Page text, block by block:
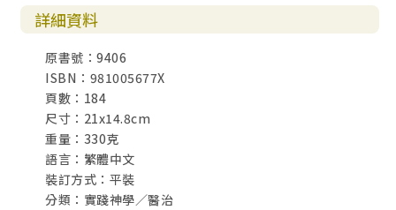
詳細資料
原書號：9406
ISBN：981005677X
頁數：184
尺寸：21x14.8cm
重量：330克
語言：繁體中文
裝訂方式：平裝
分類：實踐神學／醫治